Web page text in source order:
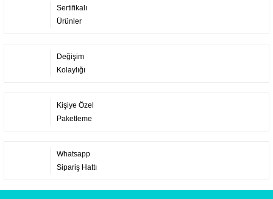
Sertifikalı
Ürünler
Değişim
Kolaylığı
Kişiye Özel
Paketleme
Whatsapp
Sipariş Hattı